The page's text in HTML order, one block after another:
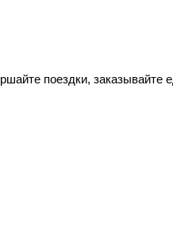
поездки, заказывайте